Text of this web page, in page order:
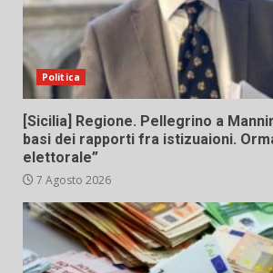
Politica
[Sicilia] Regione. Pellegrino a
basi dei rapporti fra istizuaioni.
elettorale”
7 Agosto 2026